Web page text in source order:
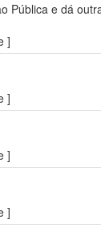
Pública e dá
]
]
]
]